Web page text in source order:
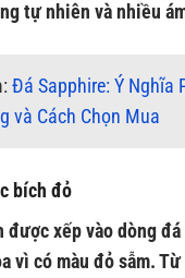
tự nhiên và nhiều
Đá Sapphire: Ý Nghĩa
và Cách Chọn Mua
bích đỏ
được xếp vào dòng
vì có màu đỏ sẫm.